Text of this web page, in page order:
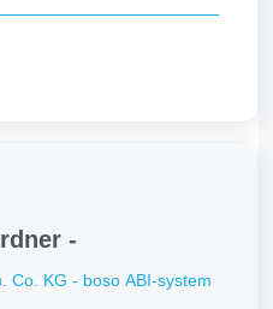
-
Co. KG - boso ABI-system